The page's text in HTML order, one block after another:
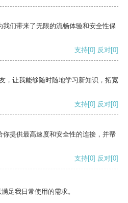
们带来了无限的流畅体验和安全性保
支持[0] 反对[0]
，让我能够随时随地学习新知识，拓宽
支持[0] 反对[0]
提供最高速度和安全性的连接，并帮
支持[0] 反对[0]
足我日常使用的需求。